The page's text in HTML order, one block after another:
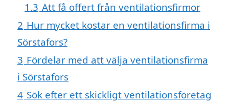
1.3 Att få offert från ventilationsfirmor
2 Hur mycket kostar en ventilationsfirma i
Sörstafors?
3 Fördelar med att välja ventilationsfirma
i Sörstafors
4 Sök efter ett skickligt ventilationsföretag